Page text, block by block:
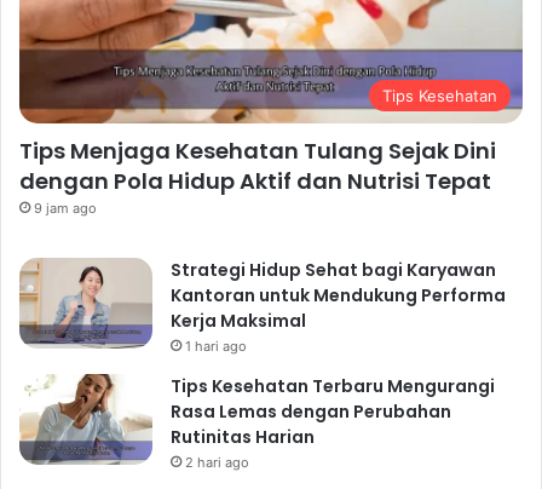
Tips Kesehatan
Tips Menjaga Kesehatan Tulang Sejak Dini
dengan Pola Hidup Aktif dan Nutrisi Tepat
9 jam ago
Strategi Hidup Sehat bagi Karyawan
Kantoran untuk Mendukung Performa
Kerja Maksimal
1 hari ago
Tips Kesehatan Terbaru Mengurangi
Rasa Lemas dengan Perubahan
Rutinitas Harian
2 hari ago